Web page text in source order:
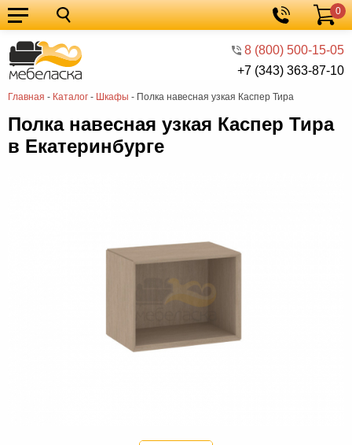
8 (800) 500-15-05
+7 (343) 363-87-10
Корзина
0
Главная - Каталог - Шкафы - Полка навесная узкая Каспер Тира
Кухонные
гарнитуры
Мебель
для
кухни
Мебель
для
спальни
Кровати
Шкафы
Диваны
Полка навесная узкая Каспер Тира
в Екатеринбурге